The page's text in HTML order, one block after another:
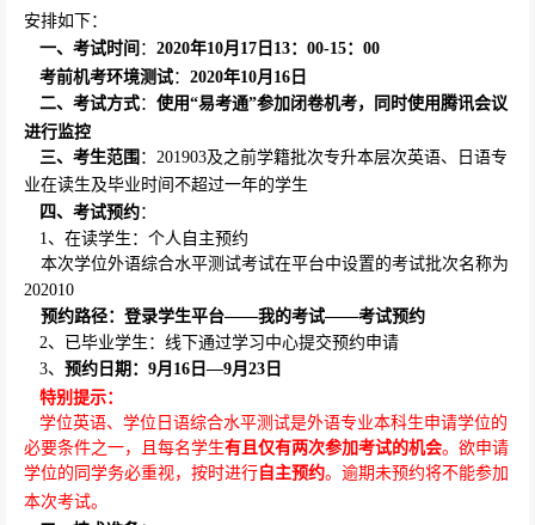
安排如下：
一、考试时间 ：2020年10月 17 日 13：00-15：00
考前机考环境测试：2020年10月 16 日
二、考试方式：使用“易考通”参加闭卷机考，同时使用腾讯会议
进行监控
三、考生范围 ：201903及之前学籍批次专升本层次英语、日语专
业在读生及毕业时间不超过一年的学生
四、考试预约：
1、在读学生：个人自主预约
本次学位外语综合水平测试考试在平台中设置的考试批次名称为
202010
预约路径：登录学生平台——我的考试——考试预约
2、已毕业学生：线下通过学习中心提交预约申请
3、预约日期：9月 16 日—9月23 日
特别提示：
学位英语、学位日语综合水平测试是外语专业本科生申请学位的
必要条件之一，且每名学生有且仅有两次参加考试的机会。欲申请
学位的同学务必重视，按时进行 自主预约。逾期未预约将不能参加
本次考试。